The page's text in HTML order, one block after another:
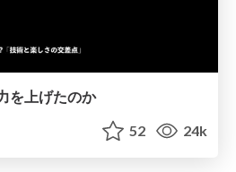
を上げたのか
52 24k